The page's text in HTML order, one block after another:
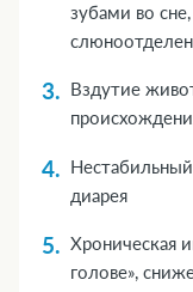
зубами во
Вздутие
диарея
Хроническая
голове»,